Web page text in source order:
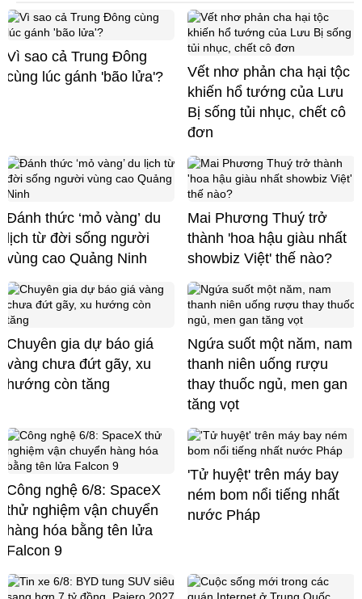
Vì sao cả Trung Đông
cùng lúc gánh 'bão lửa'?
Vết nhơ phản cha hại tộc
khiến hổ tướng của Lưu
Bị sống tủi nhục, chết cô
đơn
Đánh thức ‘mỏ vàng’ du
lịch từ đời sống người
vùng cao Quảng Ninh
Mai Phương Thuý trở
thành 'hoa hậu giàu nhất
showbiz Việt' thế nào?
Chuyên gia dự báo giá
vàng chưa đứt gãy, xu
hướng còn tăng
Ngứa suốt một năm, nam
thanh niên uống rượu
thay thuốc ngủ, men gan
tăng vọt
Công nghệ 6/8: SpaceX
thử nghiệm vận chuyển
hàng hóa bằng tên lửa
Falcon 9
'Tử huyệt' trên máy bay
ném bom nổi tiếng nhất
nước Pháp